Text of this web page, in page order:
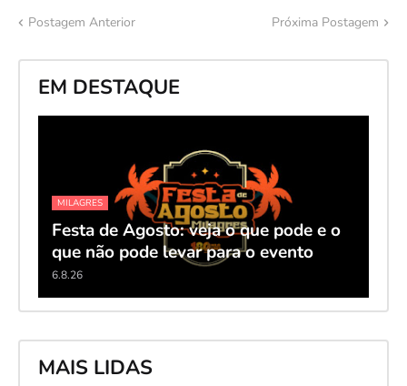
Postagem Anterior Próxima Postagem
EM DESTAQUE
MILAGRES
Festa de Agosto: veja o que pode e o
que não pode levar para o evento
6.8.26
MAIS LIDAS